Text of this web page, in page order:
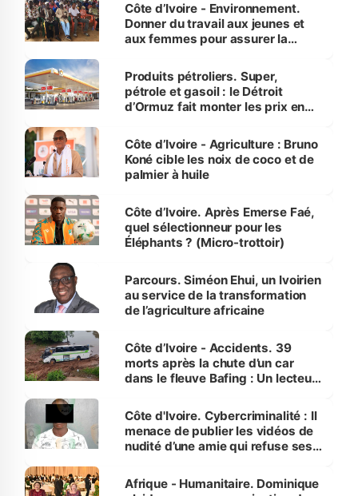
Côte d’Ivoire - Environnement.
Donner du travail aux jeunes et
aux femmes pour assurer la
menacées
Produits pétroliers. Super,
pétrole et gasoil : le Détroit
d’Ormuz fait monter les prix en
Côte d’Ivoire - Agriculture : Bruno
Koné cible les noix de coco et de
palmier à huile
Côte d’Ivoire. Après Emerse Faé,
quel sélectionneur pour les
Éléphants ? (Micro-trottoir)
Parcours. Siméon Ehui, un Ivoirien
au service de la transformation
de l’agriculture africaine
Côte d’Ivoire - Accidents. 39
morts après la chute d’un car
dans le fleuve Bafing : Un lecteur
des Transports
Côte d'Ivoire. Cybercriminalité : Il
menace de publier les vidéos de
nudité d’une amie qui refuse ses
Afrique - Humanitaire. Dominique